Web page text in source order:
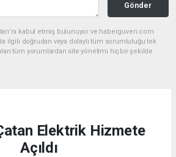
Gönder
kabul etmiş bulunuyor ve haberguven.com
ilgili doğrudan veya dolaylı tüm sorumluluğu tek
tüm yorumlardan site yönetimi hiçbir şekilde
Elektrik Hizmete
Açıldı